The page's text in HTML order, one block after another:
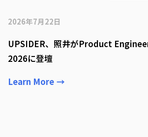
2026年7月22日
UPSIDER、照井がProduct
2026に登壇
Learn More →